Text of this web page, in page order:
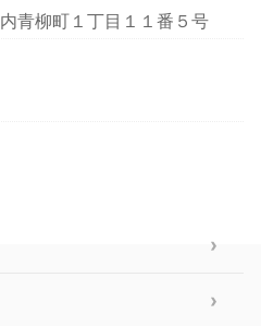
青柳町１丁目１１番５号